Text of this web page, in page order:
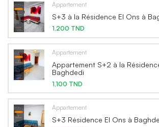
Appartement
S+3 à la Résidence El Ons à
1,200 TND
Appartement
Appartement S+2 à la
Baghdedi
1,100 TND
Appartement
S+3 Résidence El Ons à